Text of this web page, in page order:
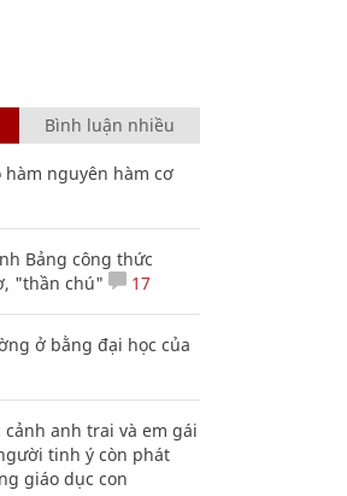
Bình luận nhiều
hàm nguyên hàm cơ
Bảng công thức
"thần chú"
17
ở bằng đại học của
anh trai và em gái
tinh ý còn phát
giáo dục con